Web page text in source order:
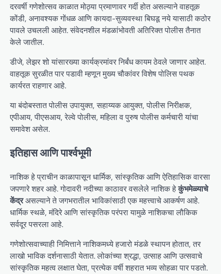
दरवर्षी गणेशोत्सव काळात मोठ्या प्रमाणावर गर्दी होत असल्याने वाहतूक
कोंडी, अनावश्यक गोंधळ आणि कायदा-सुव्यवस्था बिघडू नये यासाठी कठोर
पावले उचलली आहेत. संवेदनशील मंडळांभोवती अतिरिक्त पोलीस तैनात
केले जातील.
डीजे, लेझर शो यांसारख्या कार्यक्रमांवर निर्बंध कायम ठेवले जाणार आहेत.
वाहतूक सुरळीत पार पडावी म्हणून मुख्य चौकांवर विशेष पोलिस पथक
कार्यरत राहणार आहे.
या बंदोबस्तात पोलीस उपायुक्त, सहाय्यक आयुक्त, पोलीस निरीक्षक,
एपीआय, पीएसआय, रेल्वे पोलीस, महिला व पुरुष पोलीस कर्मचारी यांचा
समावेश असेल.
इतिहास आणि पार्श्वभूमी
नाशिक हे प्राचीन काळापासून धार्मिक, सांस्कृतिक आणि ऐतिहासिक वारसा
जपणारे शहर आहे. गोदावरी नदीच्या काठावर वसलेले नाशिक हेकुंभमेळ्याचे
केंद्रअसल्याने ते जगभरातील भाविकांसाठी एक महत्त्वाचे आकर्षण आहे.
धार्मिक स्थळे, मंदिरे आणि सांस्कृतिक परंपरा यामुळे नाशिकचा लौकिक
सर्वदूर पसरला आहे.
गणेशोत्सवाच्याही निमित्ताने नाशिकमध्ये हजारो मंडळे स्थापन होतात, तर
लाखो भाविक दर्शनासाठी येतात. लोकांच्या श्रद्धा, उत्साह आणि उत्सवाचे
सांस्कृतिक महत्व लक्षात घेता, प्रत्येक वर्षी शहरात भव्य सोहळा पार पडतो.